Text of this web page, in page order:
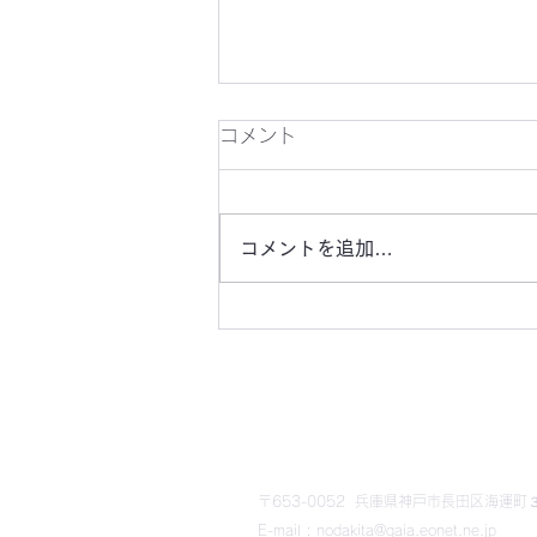
かわらばん303号
コメント
コメントを追加…
〒653-0052 兵庫県神戸市長田区海運町
E-mail : nodakita@gaia.eonet.ne.jp